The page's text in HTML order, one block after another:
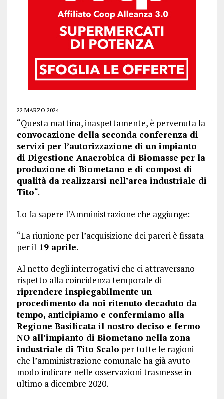
22 MARZO 2024
“Questa mattina, inaspettamente, è pervenuta la
convocazione della seconda conferenza di
servizi per l’autorizzazione di un impianto
di Digestione Anaerobica di Biomasse per la
produzione di Biometano e di compost di
qualità da realizzarsi nell’area industriale di
Tito“.
Lo fa sapere l’Amministrazione che aggiunge:
“La riunione per l’acquisizione dei pareri è fissata
per il19 aprile.
Al netto degli interrogativi che ci attraversano
rispetto alla coincidenza temporale di
riprendere inspiegabilmente un
procedimento da noi ritenuto decaduto da
tempo, anticipiamo e confermiamo alla
Regione Basilicata il nostro deciso e fermo
NO all’impianto di Biometano nella zona
industriale di Tito Scalo per tutte le ragioni
che l’amministrazione comunale ha già avuto
modo indicare nelle osservazioni trasmesse in
ultimo a dicembre 2020.